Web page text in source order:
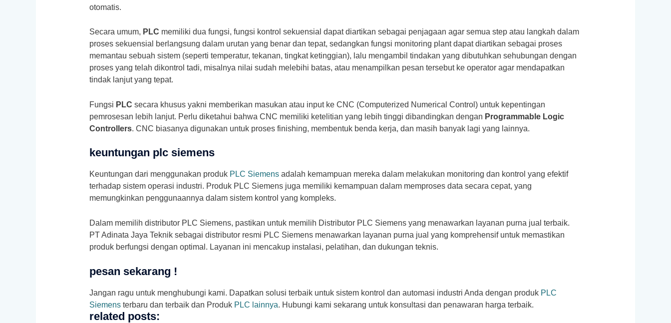
otomatis.
Secara umum, PLC memiliki dua fungsi, fungsi kontrol sekuensial dapat diartikan sebagai penjagaan agar semua step atau langkah dalam
proses sekuensial berlangsung dalam urutan yang benar dan tepat, sedangkan fungsi monitoring plant dapat diartikan sebagai proses
memantau sebuah sistem (seperti temperatur, tekanan, tingkat ketinggian), lalu mengambil tindakan yang dibutuhkan sehubungan dengan
proses yang telah dikontrol tadi, misalnya nilai sudah melebihi batas, atau menampilkan pesan tersebut ke operator agar mendapatkan
tindak lanjut yang tepat.
Fungsi PLC secara khusus yakni memberikan masukan atau input ke CNC (Computerized Numerical Control) untuk kepentingan
pemrosesan lebih lanjut. Perlu diketahui bahwa CNC memiliki ketelitian yang lebih tinggi dibandingkan dengan Programmable Logic
Controllers. CNC biasanya digunakan untuk proses finishing, membentuk benda kerja, dan masih banyak lagi yang lainnya.
keuntungan plc siemens
Keuntungan dari menggunakan produk PLC Siemensadalah kemampuan mereka dalam melakukan monitoring dan kontrol yang efektif
terhadap sistem operasi industri. Produk PLC Siemens juga memiliki kemampuan dalam memproses data secara cepat, yang
memungkinkan penggunaannya dalam sistem kontrol yang kompleks.
Dalam memilih distributor PLC Siemens, pastikan untuk memilih Distributor PLC Siemens yang menawarkan layanan purna jual terbaik.
PT Adinata Jaya Teknik sebagai distributor resmi PLC Siemens menawarkan layanan purna jual yang komprehensif untuk memastikan
produk berfungsi dengan optimal. Layanan ini mencakup instalasi, pelatihan, dan dukungan teknis.
pesan sekarang !
Jangan ragu untuk menghubungi kami. Dapatkan solusi terbaik untuk sistem kontrol dan automasi industri Anda dengan produk PLC
Siemensterbaru dan terbaik dan Produk PLC lainnya. Hubungi kami sekarang untuk konsultasi dan penawaran harga terbaik.
related posts: